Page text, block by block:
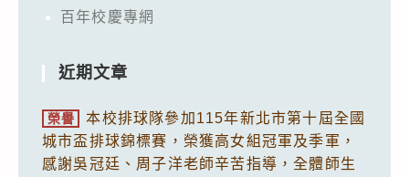
百年校慶專網
近期文章
榮譽
本校排球隊參加115年新北市第十屆全國
城市盃排球錦標賽，榮獲高女組冠軍及季軍，
感謝吳冠廷、周子洋老師辛苦指導，全體師生